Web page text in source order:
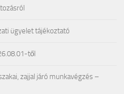
ügyelet tájékoztató
től
zajjal járó munkavégzés –